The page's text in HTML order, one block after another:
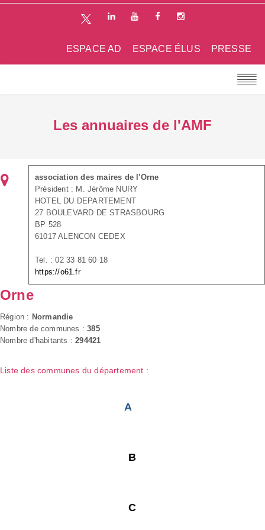
PRESSE
ESPACE ÉLUS
ESPACE AD
Les annuaires de l'AMF
association des maires de l'Orne
Président : M. Jérôme NURY
HOTEL DU DEPARTEMENT
27 BOULEVARD DE STRASBOURG
BP 528
61017 ALENCON CEDEX
Tel. : 02 33 81 60 18
https://o61.fr
Orne
Région : Normandie
Nombre de communes :385
Nombre d'habitants :294421
Liste des communes du département :
A
B
C